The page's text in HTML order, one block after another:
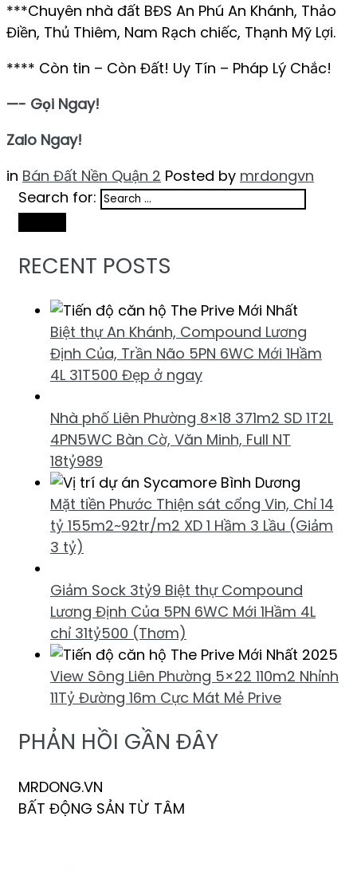
***Chuyên nhà đất BĐS An Phú An Khánh, Thảo
Điền, Thủ Thiêm, Nam Rạch chiếc, Thạnh Mỹ Lợi.
**** Còn tin – Còn Đất! Uy Tín – Pháp Lý Chắc!
—- Gọi Ngay!
Zalo Ngay!
in Bán Đất Nền Quận 2 Posted by mrdongvn
Search for:
RECENT POSTS
Biệt thự An Khánh, Compound Lương
Định Của, Trần Não 5PN 6WC Mới 1Hầm
4L 31T500 Đẹp ở ngay
Nhà phố Liên Phường 8×18 371m2 SD 1T2L
4PN5WC Bàn Cờ, Văn Minh, Full NT
18tỷ989
Mặt tiền Phước Thiện sát cổng Vin, Chỉ 14
tỷ 155m2~92tr/m2 XD 1 Hầm 3 Lầu (Giảm
3 tỷ)
Giảm Sock 3tỷ9 Biệt thự Compound
Lương Định Của 5PN 6WC Mới 1Hầm 4L
chỉ 31tỷ500 (Thơm)
View Sông Liên Phường 5×22 110m2 Nhỉnh
11Tỷ Đường 16m Cực Mát Mẻ Prive
PHẢN HỒI GẦN ĐÂY
MRDONG.VN
BẤT ĐỘNG SẢN TỪ TÂM